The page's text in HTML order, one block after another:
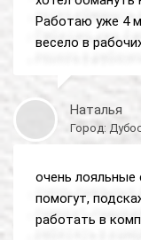
Работаю уже 4
весело в
Наталья
Город:
очень лояльные
помогут,
работать в